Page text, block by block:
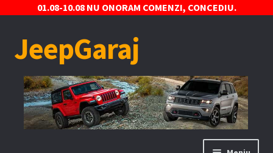
01.08-10.08 NU ONORAM COMENZI, CONCEDIU.
Sari
la
Sari
la
JeepGaraj